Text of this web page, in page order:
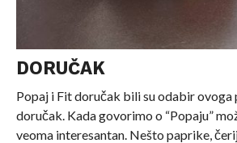
DORUČAK
Popaj i Fit doručak bili su odabir ovoga
doručak. Kada govorimo o “Popaju”
veoma interesantan. Nešto paprike,